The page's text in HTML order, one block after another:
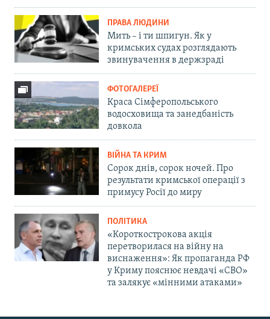
ПРАВА ЛЮДИНИ
Мить – і ти шпигун. Як у
кримських судах розглядають
звинувачення в держзраді
ФОТОГАЛЕРЕЇ
Краса Сімферопольського
водосховища та занедбаність
довкола
ВІЙНА ТА КРИМ
Сорок днів, сорок ночей. Про
результати кримської операції з
примусу Росії до миру
ПОЛІТИКА
«Короткострокова акція
перетворилася на війну на
виснаження»: Як пропаганда РФ
у Криму пояснює невдачі «СВО»
та залякує «мінними атаками»